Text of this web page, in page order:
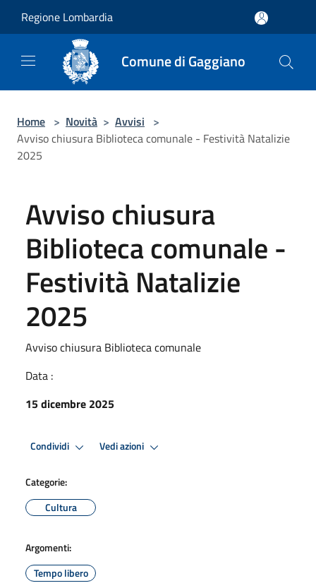
Regione Lombardia
Comune di Gaggiano
Home > Novità > Avvisi >
Avviso chiusura Biblioteca comunale - Festività Natalizie
2025
Avviso chiusura
Biblioteca comunale -
Festività Natalizie
2025
Avviso chiusura Biblioteca comunale
Data :
15 dicembre 2025
Condividi Vedi azioni
Categorie:
Cultura
Argomenti:
Tempo libero